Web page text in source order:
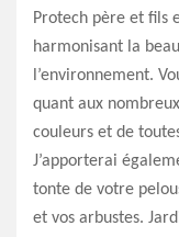
Protech père et fils
harmonisant la
l’environnement.
quant aux
couleurs et de
J’apporterai
tonte de votre
et vos arbustes.